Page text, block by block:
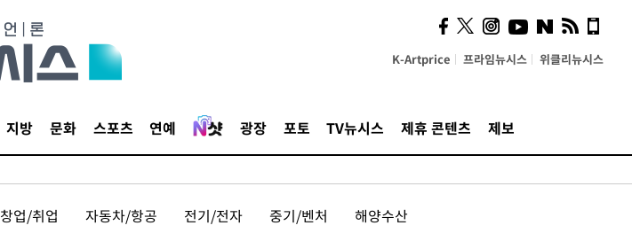
K-Artprice 프라임뉴시스 위클리뉴시스
지방 문화 스포츠 연예 광장 포토 TV뉴시스 제휴 콘텐츠 제보
창업/취업 자동차/항공 전기/전자 중기/벤처 해양수산
시, 스마트폰 액세서리에
NFC 더했다